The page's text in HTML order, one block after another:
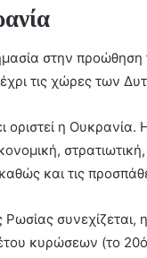
στην
τις χώρες των
οριστεί η
και τις
κυρώσεων (το